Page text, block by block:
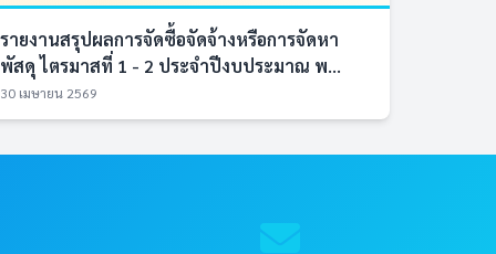
รายงานสรุปผลการจัดซื้อจัดจ้างหรือการจัดหา
พัสดุ ไตรมาสที่ 1 - 2 ประจำปีงบประมาณ พ...
30 เมษายน 2569